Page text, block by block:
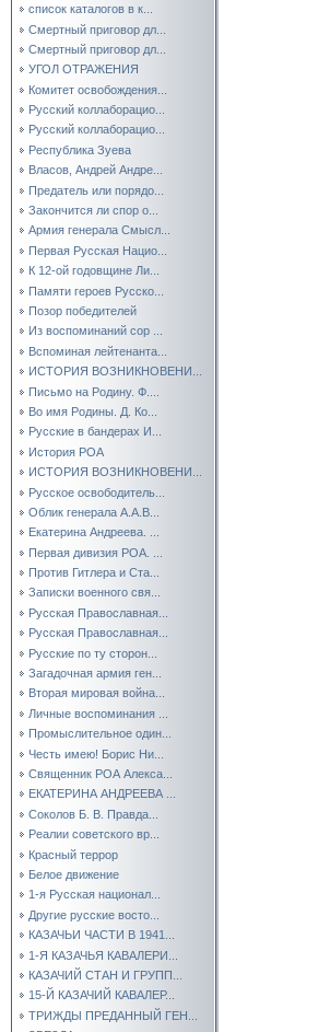
список каталогов в к...
Смертный приговор дл...
Смертный приговор дл...
УГОЛ ОТРАЖЕНИЯ
Комитет освобождения...
Русский коллаборацио...
Русский коллаборацио...
Республика Зуева
Власов, Андрей Андре...
Предатель или порядо...
Закончится ли спор о...
Армия генерала Смысл...
Первая Русская Нацио...
К 12-ой годовщине Ли...
Памяти героев Русско...
Позор победителей
Из воспоминаний сор ...
Вспоминая лейтенанта...
ИСТОРИЯ ВОЗНИКНОВЕНИ...
Письмо на Родину. Ф....
Во имя Родины. Д. Ко...
Русские в бандерах И...
История РОА
ИСТОРИЯ ВОЗНИКНОВЕНИ...
Русское освободитель...
Облик генерала А.А.В...
Екатерина Андреева. ...
Первая дивизия РОА. ...
Против Гитлера и Ста...
Записки военного свя...
Русская Православная...
Русская Православная...
Русские по ту сторон...
Загадочная армия ген...
Вторая мировая война...
Личные воспоминания ...
Промыслительное один...
Честь имею! Борис Ни...
Священник РОА Алекса...
ЕКАТЕРИНА АНДРЕЕВА ...
Соколов Б. В. Правда...
Реалии советского вр...
Красный террор
Белое движение
1-я Русская национал...
Другие русские восто...
КАЗАЧЬИ ЧАСТИ В 1941...
1-Я КАЗАЧЬЯ КАВАЛЕРИ...
КАЗАЧИЙ СТАН И ГРУПП...
15-Й КАЗАЧИЙ КАВАЛЕР...
ТРИЖДЫ ПРЕДАННЫЙ ГЕН...